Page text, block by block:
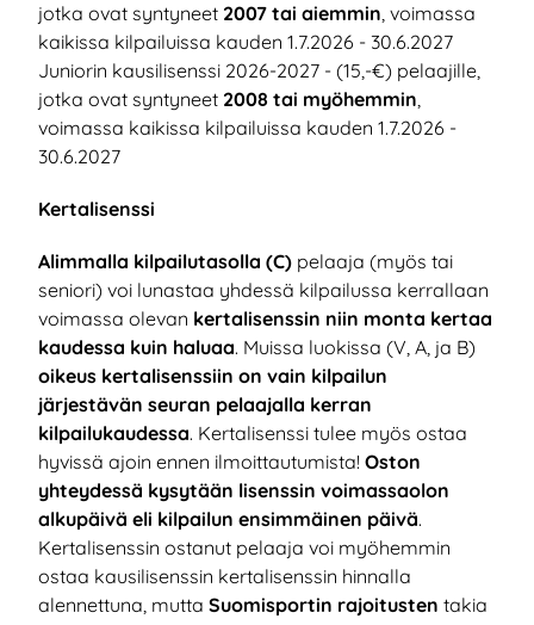
jotka ovat syntyneet 2007 tai aiemmin, voimassa
kaikissa kilpailuissa kauden 1.7.2026 - 30.6.2027
Juniorin kausilisenssi 2026-2027 - (15,-€) pelaajille,
jotka ovat syntyneet 2008 tai myöhemmin,
voimassa kaikissa kilpailuissa kauden 1.7.2026 -
30.6.2027
Kertalisenssi
Alimmalla kilpailutasolla (C) pelaaja (myös tai
seniori) voi lunastaa yhdessä kilpailussa kerrallaan
voimassa olevan kertalisenssin niin monta kertaa
kaudessa kuin haluaa. Muissa luokissa (V, A, ja B)
oikeus kertalisenssiin on vain kilpailun
järjestävän seuran pelaajalla kerran
kilpailukaudessa. Kertalisenssi tulee myös ostaa
hyvissä ajoin ennen ilmoittautumista! Oston
yhteydessä kysytään lisenssin voimassaolon
alkupäivä eli kilpailun ensimmäinen päivä.
Kertalisenssin ostanut pelaaja voi myöhemmin
ostaa kausilisenssin kertalisenssin hinnalla
alennettuna, mutta Suomisportin rajoitusten takia